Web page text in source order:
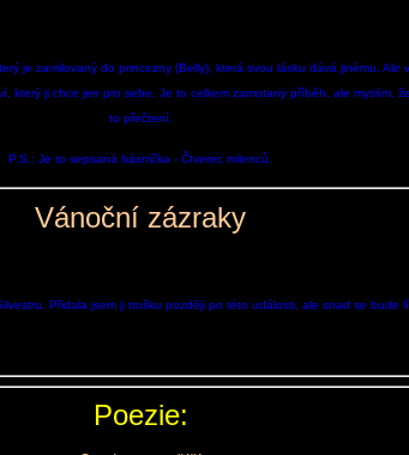
je zamilovaný do princezny (Belly), která svou lásku dává jinému. Ale
který ji chce jen pro sebe. Je to celkem zamotaný příběh, ale myslím,
to přečtení.
P.S.: Je to sepsaná básnička - Čtverec milenců.
Vánoční zázraky
Přidala jsem ji trošku později po této události, ale snad se bude
Poezie: